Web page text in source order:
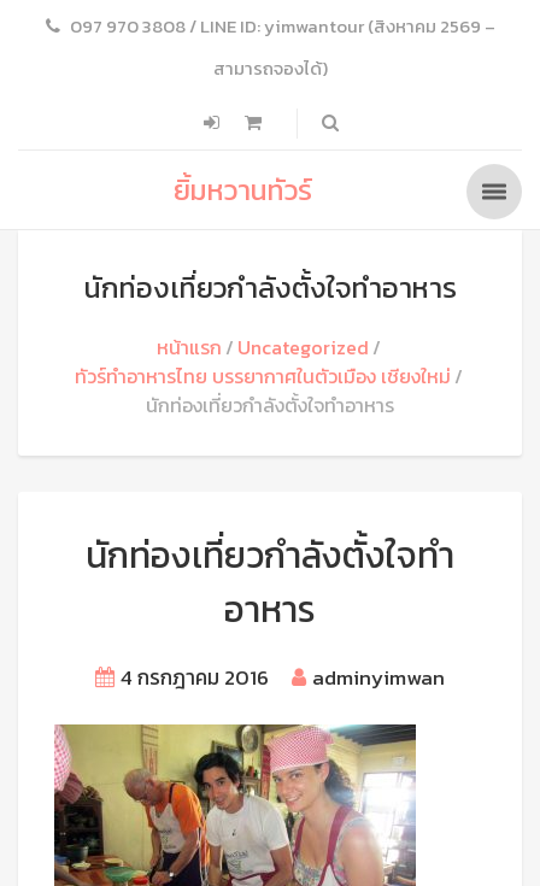
097 970 3808 / LINE ID: yimwantour (สิงหาคม 2569 –
สามารถจองได้)
ยิ้มหวานทัวร์
นักท่องเที่ยวกำลังตั้งใจทำอาหาร
หน้าแรก
Uncategorized
ทัวร์ทำอาหารไทย บรรยากาศในตัวเมือง เชียงใหม่
นักท่องเที่ยวกำลังตั้งใจทำอาหาร
นักท่องเที่ยวกำลังตั้งใจทำ
อาหาร
4 กรกฎาคม 2016 adminyimwan